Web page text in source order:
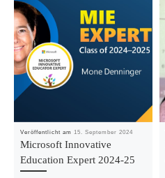
Veröffentlicht am15. September 2024
Microsoft Innovative
Education Expert 2024-25